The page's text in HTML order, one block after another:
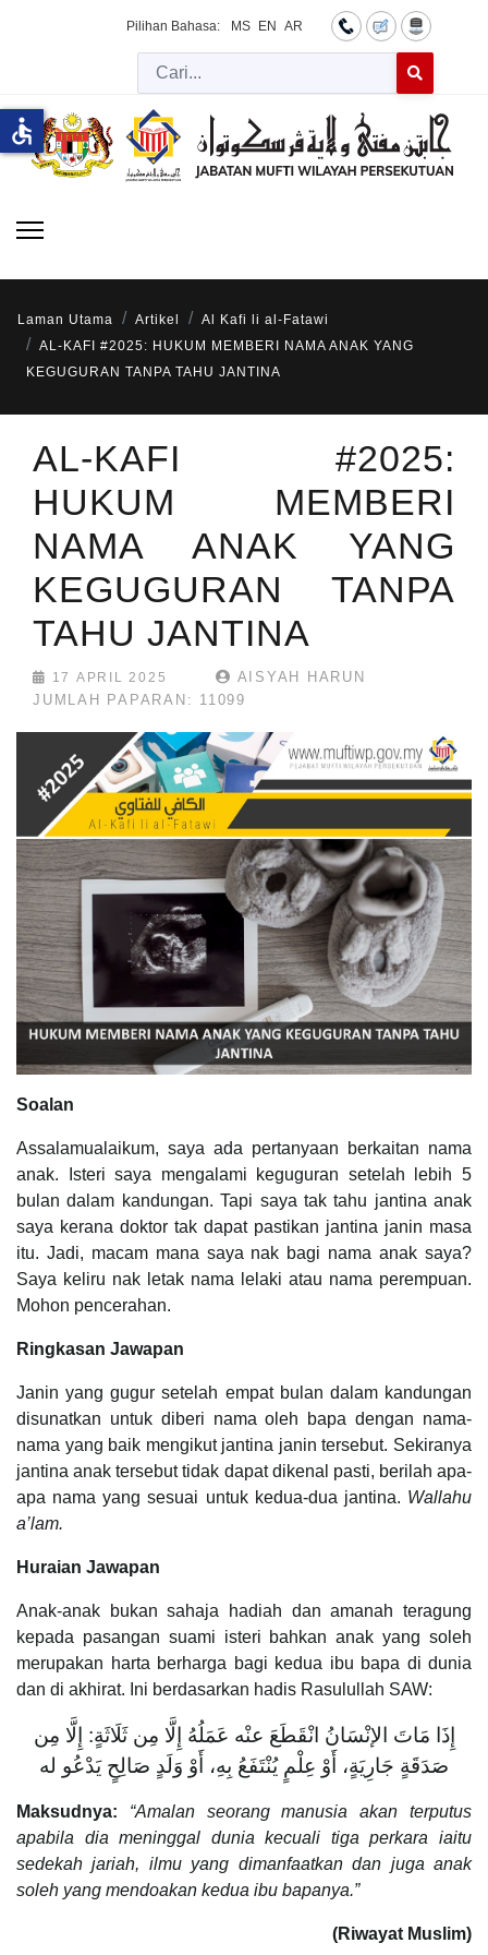
Pilihan Bahasa: MS EN AR
Cari
Laman Utama Artikel
Al Kafi li al-Fatawi
AL-KAFI #2025: HUKUM MEMBERI NAMA ANAK YANG
KEGUGURAN TANPA TAHU JANTINA
AL-KAFI #2025:
HUKUM MEMBERI
NAMA ANAK YANG
KEGUGURAN TANPA
TAHU JANTINA
17 APRIL 2025
AISYAH HARUN
JUMLAH PAPARAN: 11099
Soalan
Assalamualaikum, saya ada pertanyaan berkaitan nama
anak. Isteri saya mengalami keguguran setelah lebih 5
bulan dalam kandungan. Tapi saya tak tahu jantina anak
saya kerana doktor tak dapat pastikan jantina janin masa
itu. Jadi, macam mana saya nak bagi nama anak saya?
Saya keliru nak letak nama lelaki atau nama perempuan.
Mohon pencerahan.
Ringkasan Jawapan
Janin yang gugur setelah empat bulan dalam kandungan
disunatkan untuk diberi nama oleh bapa dengan nama-
nama yang baik mengikut jantina janin tersebut. Sekiranya
jantina anak tersebut tidak dapat dikenal pasti, berilah apa-
apa nama yang sesuai untuk kedua-dua jantina. Wallahu
a’lam.
Huraian Jawapan
Anak-anak bukan sahaja hadiah dan amanah teragung
kepada pasangan suami isteri bahkan anak yang soleh
merupakan harta berharga bagi kedua ibu bapa di dunia
dan di akhirat. Ini berdasarkan hadis Rasulullah SAW:
إِذَا مَاتَ الإنْسَانُ انْقَطَعَ عنْه عَمَلُهُ إِلَّا مِن ثَلَاثَةٍ: إِلَّا مِن
صَدَقَةٍ جَارِيَةٍ، أَوْ عِلْمٍ يُنْتَفَعُ بِهِ، أَوْ وَلَدٍ صَالِحٍ يَدْعُو له
Maksudnya:
“Amalan seorang manusia akan terputus
apabila dia meninggal dunia kecuali tiga perkara iaitu
sedekah jariah, ilmu yang dimanfaatkan dan juga anak
soleh yang mendoakan kedua ibu bapanya.”
(Riwayat Muslim)
accessible